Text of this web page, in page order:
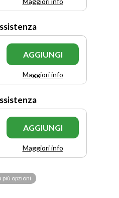
AGGIUNGI
Maggiori info
AGGIUNGI
Maggiori info
più opzioni